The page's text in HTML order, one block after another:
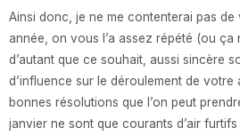
Ainsi donc, je ne me contenterai pas de
année , on vous l’a assez répété (ou ça
d’autant que ce souhait, aussi sincère
d’influence sur le déroulement de votre
bonnes résolutions que l’on peut
janvier ne sont que courants d’air